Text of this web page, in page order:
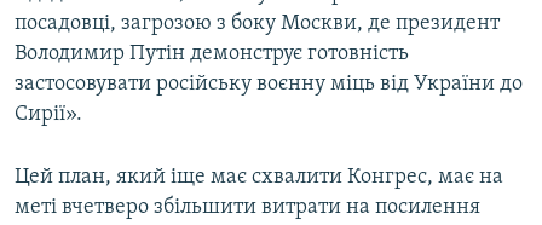
посадовці, загрозою з боку Москви, де президент
Володимир Путін демонструє готовність
застосовувати російську воєнну міць від України до
Сирії».
Цей план, який іще має схвалити Конгрес, має на
меті вчетверо збільшити витрати на посилення